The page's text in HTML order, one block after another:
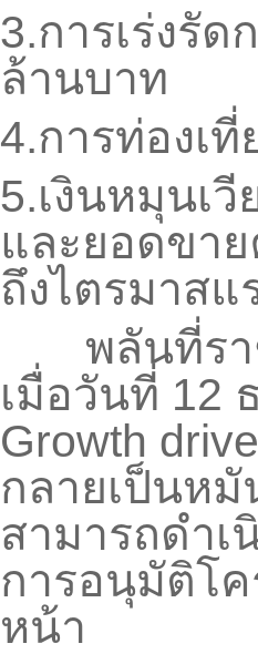
3.การเร่งรั
ล้านบาท
4.การท่องเที่
5.เงินหมุนเ
และยอดขา
ถึงไตรมาส
พลันที่ราช
เมื่อวันที่ 12
Growth
กลายเป็นห
สามารถดำ
การอนุมัติโค
หน้า